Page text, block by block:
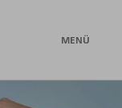
MENÜ